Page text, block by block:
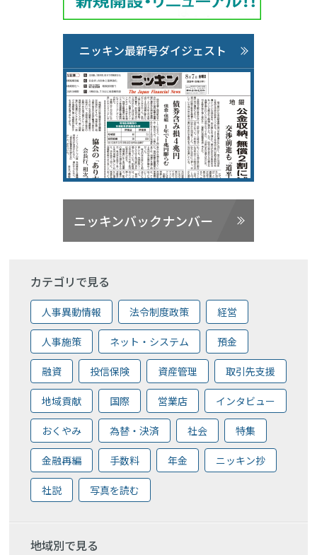
ニッキン最新号ダイジェスト
ニッキンバックナンバー
カテゴリで見る
人事異動情報 法令制度政策 経営
人事施策 ネット・システム 預金
融資 投信保険 資産管理 取引先支援
地域貢献 国際 営業店 インタビュー
おくやみ 為替・決済 社会 特集
金融再編 手数料 年金 ニッキン抄
社説 写真を読む
地域別で見る